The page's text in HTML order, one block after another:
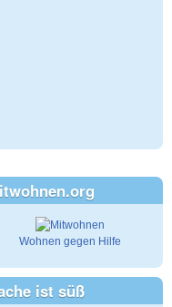
Wohnen gegen Hilfe
ist süß